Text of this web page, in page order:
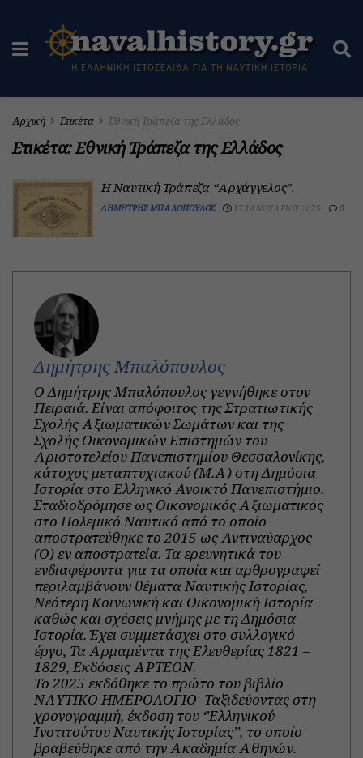
Αρχική Ετικέτα Εθνική Τράπεζα της Ελλάδος
Ετικέτα:Εθνική Τράπεζα της Ελλάδος
Η Ναυτική Τράπεζα “Αρχάγγελος”.
ΔΗΜΉΤΡΗΣ ΜΠΑΛΌΠΟΥΛΟΣ 17 ΙΑΝΟΥΑΡΊΟΥ 2025 0
Δημήτρης Μπαλόπουλος
Ο Δημήτρης Μπαλόπουλος γεννήθηκε στον
Πειραιά. Είναι απόφοιτος της Στρατιωτικής
Σχολής Αξιωματικών Σωμάτων και της
Σχολής Οικονομικών Επιστημών του
Αριστοτελείου Πανεπιστημίου Θεσσαλονίκης,
κάτοχος μεταπτυχιακού (Μ.Α) στη Δημόσια
Ιστορία στο Ελληνικό Ανοικτό Πανεπιστήμιο.
Σταδιοδρόμησε ως Οικονομικός Αξιωματικός
στο Πολεμικό Ναυτικό από το οποίο
αποστρατεύθηκε το 2015 ως Αντιναύαρχος
(Ο) εν αποστρατεία. Τα ερευνητικά του
ενδιαφέροντα για τα οποία και αρθρογραφεί
περιλαμβάνουν θέματα Ναυτικής Ιστορίας,
Νεότερη Κοινωνική και Οικονομική Ιστορία
καθώς και σχέσεις μνήμης με τη Δημόσια
Ιστορία. Έχει συμμετάσχει στο συλλογικό
έργο, Τα Αρμαμέντα της Ελευθερίας 1821 –
1829, Εκδόσεις ΑΡΤΕΟΝ.
Το 2025 εκδόθηκε το πρώτο του βιβλίο
ΝΑΥΤΙΚΟ ΗΜΕΡΟΛΟΓΙΟ -Ταξιδεύοντας στη
χρονογραμμή, έκδοση του ‘’Ελληνικού
Ινστιτούτου Ναυτικής Ιστορίας’’, το οποίο
βραβεύθηκε από την Ακαδημία Αθηνών.